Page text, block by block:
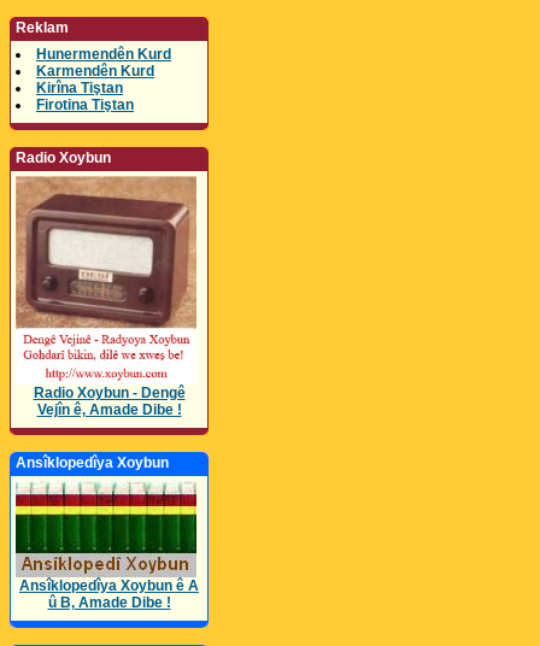
Reklam
Hunermendên Kurd
Karmendên Kurd
Kirîna Tiştan
Firotina Tiştan
Radio Xoybun
Radio Xoybun - Dengê
Vejîn ê, Amade Dibe !
Ansîklopedîya Xoybun
Ansîklopedîya Xoybun ê A
û B, Amade Dibe !